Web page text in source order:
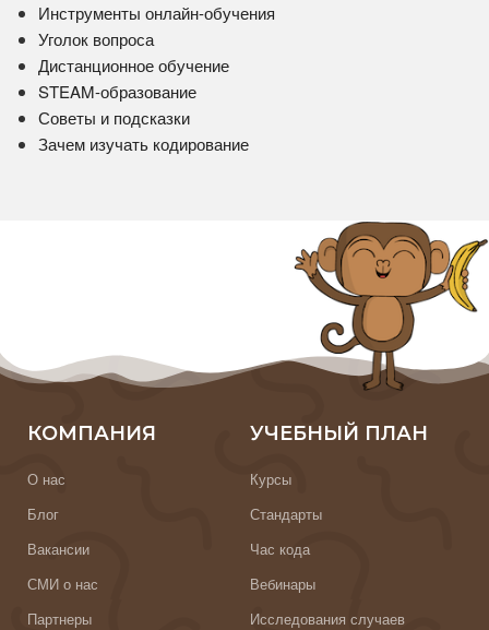
Инструменты онлайн-обучения
Уголок вопроса
Дистанционное обучение
STEAM-образование
Советы и подсказки
Зачем изучать кодирование
КОМПАНИЯ
О нас
Блог
Вакансии
СМИ о нас
Партнеры
УЧЕБНЫЙ ПЛАН
Курсы
Стандарты
Час кода
Вебинары
Исследования случаев